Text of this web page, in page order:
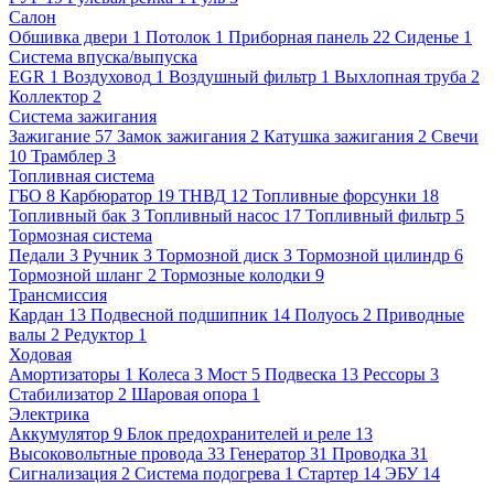
Салон
Обшивка двери 1 Потолок 1 Приборная панель 22 Сиденье 1
Система впуска/выпуска
EGR 1 Воздуховод 1 Воздушный фильтр 1 Выхлопная труба 2
Коллектор 2
Система зажигания
Зажигание 57 Замок зажигания 2 Катушка зажигания 2 Свечи
10 Трамблер 3
Топливная система
ГБО 8 Карбюратор 19 ТНВД 12 Топливные форсунки 18
Топливный бак 3 Топливный насос 17 Топливный фильтр 5
Тормозная система
Педали 3 Ручник 3 Тормозной диск 3 Тормозной цилиндр 6
Тормозной шланг 2 Тормозные колодки 9
Трансмиссия
Кардан 13 Подвесной подшипник 14 Полуось 2 Приводные
валы 2 Редуктор 1
Ходовая
Амортизаторы 1 Колеса 3 Мост 5 Подвеска 13 Рессоры 3
Стабилизатор 2 Шаровая опора 1
Электрика
Аккумулятор 9 Блок предохранителей и реле 13
Высоковольтные провода 33 Генератор 31 Проводка 31
Сигнализация 2 Система подогрева 1 Стартер 14 ЭБУ 14